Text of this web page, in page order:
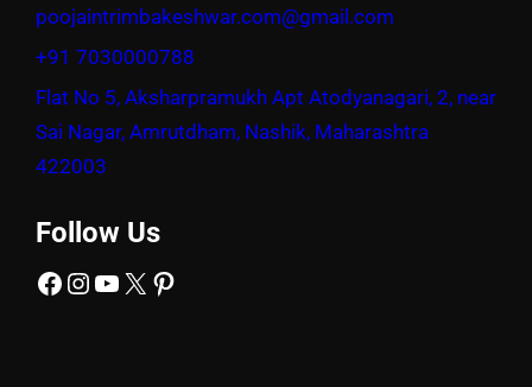
poojaintrimbakeshwar.com@gmail.com
+91 7030000788
Flat No 5, Aksharpramukh Apt Atodyanagari, 2, near
Sai Nagar, Amrutdham, Nashik, Maharashtra
422003
Follow Us
Facebook Instagram YouTube X Pinterest